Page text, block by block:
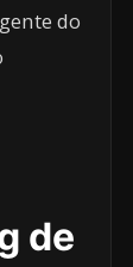
do
de